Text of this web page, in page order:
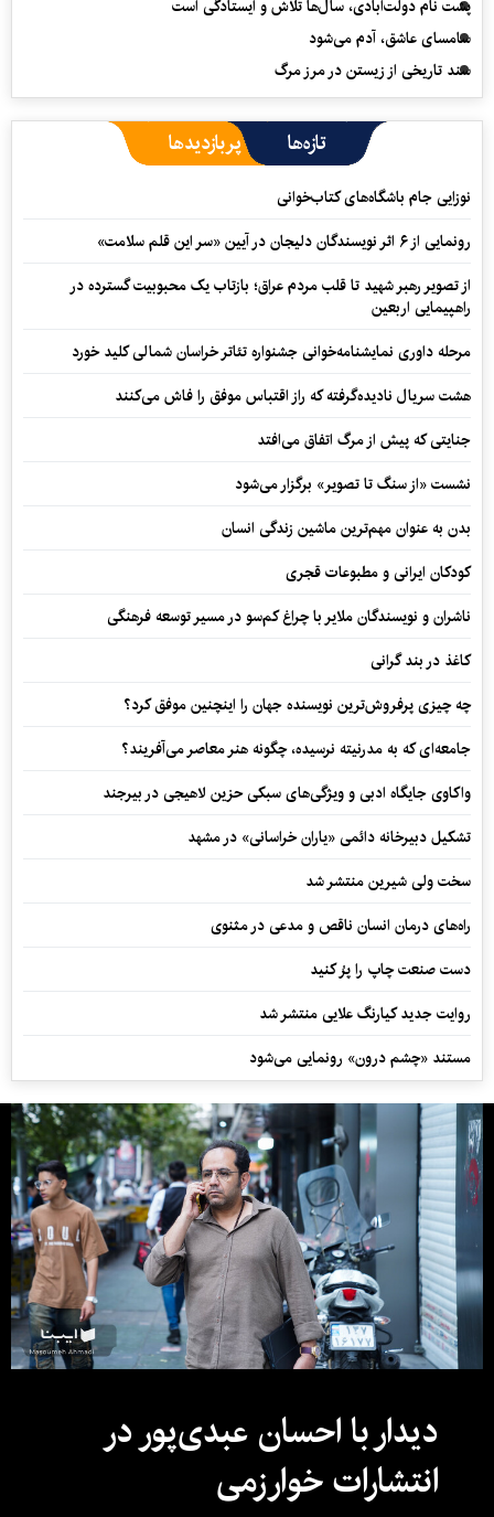
پشت نام دولت‌آبادی، سال‌ها تلاش و ایستادگی است
سامسای عاشق، آدم می‌شود
سند تاریخی از زیستن در مرز مرگ
تازه‌ها پربازدیدها
نوزایی جام باشگاه‌های کتاب‌خوانی
رونمایی از ۶ اثر نویسندگان دلیجان در آیین «سر این قلم سلامت»
از تصویر رهبر شهید تا قلب مردم عراق؛ بازتاب یک محبوبیت گسترده در
راهپیمایی اربعین
مرحله داوری نمایشنامه‌خوانی جشنواره تئاتر خراسان شمالی کلید خورد
هشت سریال نادیده‌گرفته که راز اقتباس موفق را فاش می‌کنند
جنایتی که پیش از مرگ اتفاق می‌افتد
نشست «از سنگ تا تصویر» برگزار می‌شود
بدن به عنوان مهم‌ترین ماشین زندگی انسان
کودکان ایرانی و مطبوعات قجری
ناشران و نویسندگان ملایر با چراغ کم‌سو در مسیر توسعه فرهنگی
کاغذ در بند گرانی
چه چیزی پرفروش‌ترین نویسنده جهان را اینچنین موفق کرد؟
جامعه‌ای که به مدرنیته نرسیده، چگونه هنر معاصر می‌آفریند؟
واکاوی جایگاه ادبی و ویژگی‌های سبکی حزین لاهیجی در بیرجند
تشکیل دبیرخانه دائمی «یاران خراسانی» در مشهد
سخت ولی شیرین منتشر شد
راه‌های درمان انسان ناقص و مدعی در مثنوی
دست صنعت چاپ را پرُ کنید
روایت جدید کیارنگ علایی منتشر شد
مستند «چشم درون» رونمایی می‌شود
دیدار با احسان عبدی‌پور در
انتشارات خوارزمی